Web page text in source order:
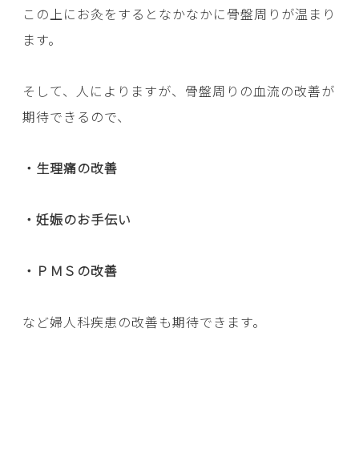
この上にお灸をするとなかなかに骨盤周りが温まり
ます。
そして、人によりますが、骨盤周りの血流の改善が
期待できるので、
・生理痛の改善
・妊娠のお手伝い
・ＰＭＳの改善
など婦人科疾患の改善も期待できます。